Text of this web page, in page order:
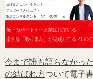
今まで誰も語らなかっ
の結ばれ方ついて電子